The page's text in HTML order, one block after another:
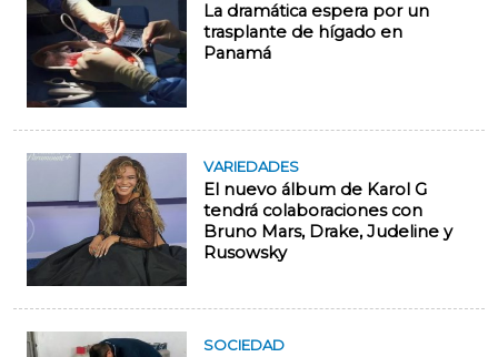
La dramática espera por un
trasplante de hígado en
Panamá
VARIEDADES
El nuevo álbum de Karol G
tendrá colaboraciones con
Bruno Mars, Drake, Judeline y
Rusowsky
SOCIEDAD